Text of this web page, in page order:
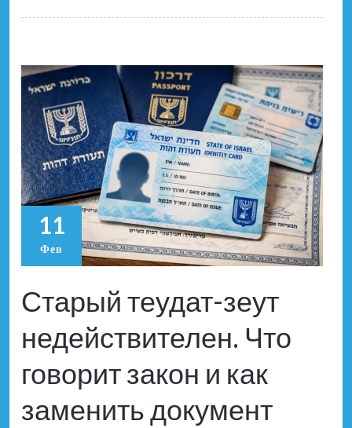
11
Фев
Старый теудат-зеут
недействителен. Что
говорит закон и как
заменить документ